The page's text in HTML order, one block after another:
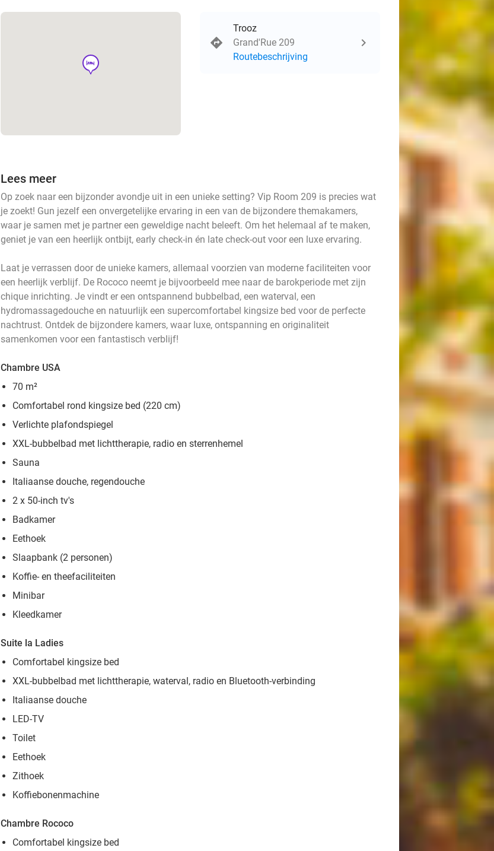
hotel
Trooz
Grand'Rue 209
Routebeschrijving
Lees meer
Op zoek naar een bijzonder avondje uit in een unieke setting? Vip Room 209 is precies wat
je zoekt! Gun jezelf een onvergetelijke ervaring in een van de bijzondere themakamers,
waar je samen met je partner een geweldige nacht beleeft. Om het helemaal af te maken,
geniet je van een heerlijk ontbijt, early check-in én late check-out voor een luxe ervaring.
Laat je verrassen door de unieke kamers, allemaal voorzien van moderne faciliteiten voor
een heerlijk verblijf. De Rococo neemt je bijvoorbeeld mee naar de barokperiode met zijn
chique inrichting. Je vindt er een ontspannend bubbelbad, een waterval, een
hydromassagedouche en natuurlijk een supercomfortabel kingsize bed voor de perfecte
nachtrust. Ontdek de bijzondere kamers, waar luxe, ontspanning en originaliteit
samenkomen voor een fantastisch verblijf!
Chambre USA
70 m²
Comfortabel rond kingsize bed (220 cm)
Verlichte plafondspiegel
XXL-bubbelbad met lichttherapie, radio en sterrenhemel
Sauna
Italiaanse douche, regendouche
2 x 50-inch tv's
Badkamer
Eethoek
Slaapbank (2 personen)
Koffie- en theefaciliteiten
Minibar
Kleedkamer
Suite la Ladies
Comfortabel kingsize bed
XXL-bubbelbad met lichttherapie, waterval, radio en Bluetooth-verbinding
Italiaanse douche
LED-TV
Toilet
Eethoek
Zithoek
Koffiebonenmachine
Chambre Rococo
Comfortabel kingsize bed